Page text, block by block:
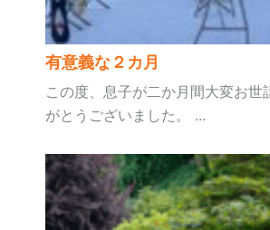
有意義な２カ月
この度、息子が二か月間大変お世
がとうございました。 ...